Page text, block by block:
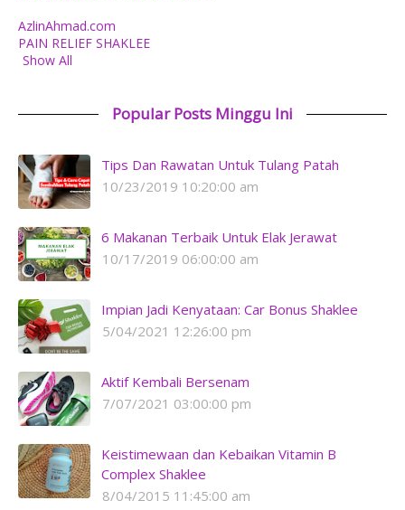
AzlinAhmad.com
PAIN RELIEF SHAKLEE
Show All
Popular Posts Minggu Ini
Tips Dan Rawatan Untuk Tulang Patah
10/23/2019 10:20:00 am
6 Makanan Terbaik Untuk Elak Jerawat
10/17/2019 06:00:00 am
Impian Jadi Kenyataan: Car Bonus Shaklee
5/04/2021 12:26:00 pm
Aktif Kembali Bersenam
7/07/2021 03:00:00 pm
Keistimewaan dan Kebaikan Vitamin B
Complex Shaklee
8/04/2015 11:45:00 am